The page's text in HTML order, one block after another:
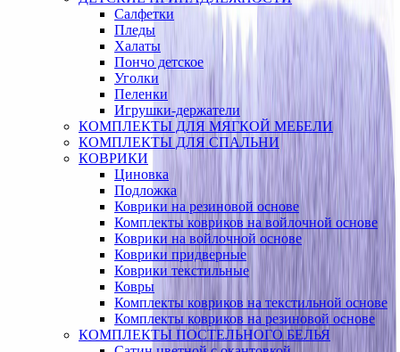
Салфетки
Пледы
Халаты
Пончо детское
Уголки
Пеленки
Игрушки-держатели
КОМПЛЕКТЫ ДЛЯ МЯГКОЙ МЕБЕЛИ
КОМПЛЕКТЫ ДЛЯ СПАЛЬНИ
КОВРИКИ
Циновка
Подложка
Коврики на резиновой основе
Комплекты ковриков на войлочной основе
Коврики на войлочной основе
Коврики придверные
Коврики текстильные
Ковры
Комплекты ковриков на текстильной основе
Комплекты ковриков на резиновой основе
КОМПЛЕКТЫ ПОСТЕЛЬНОГО БЕЛЬЯ